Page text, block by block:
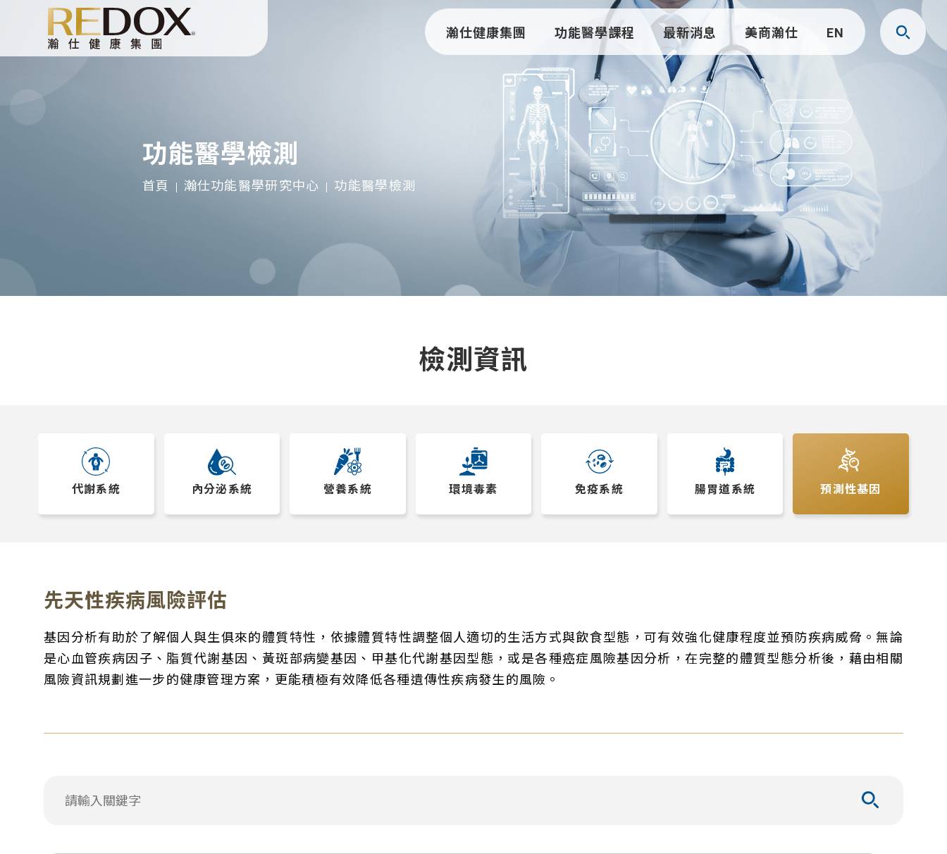
瀚仕健康集團 功能醫學課程 最新消息 美商瀚仕 EN
功能醫學檢測
首頁 瀚仕功能醫學研究中心 功能醫學檢測
檢測資訊
代謝系統 內分泌系統 營養系統 環境毒素 免疫系統 腸胃道系統 預測性基因
先天性疾病風險評估
基因分析有助於了解個人與生俱來的體質特性，依據體質特性調整個人適切的生活方式與飲食型態，可有效強化健康程度並預防疾病威脅。無論
是心血管疾病因子、脂質代謝基因、黃斑部病變基因、甲基化代謝基因型態，或是各種癌症風險基因分析，在完整的體質型態分析後，藉由相關
風險資訊規劃進一步的健康管理方案，更能積極有效降低各種遺傳性疾病發生的風險。